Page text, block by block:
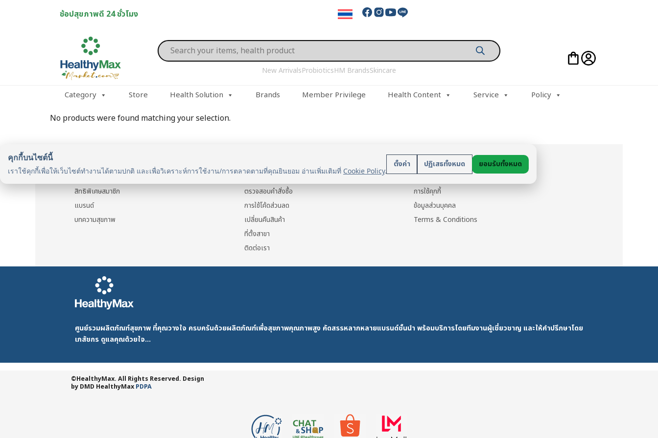
ช้อปสุขภาพดี 24 ชั่วโมง
Products
search
New ArrivalsProbioticsHM BrandsSkincare
Category Store Health Solution Brands Member Privilege Health Content Service Policy
No products were found matching your selection.
คุกกี้บนไซต์นี้
เราใช้คุกกี้เพื่อให้เว็บไซต์ทำงานได้ตามปกติ และเพื่อวิเคราะห์การใช้งาน/การตลาดตามที่คุณยินยอม อ่านเพิ่มเติมที่ Cookie Policy.
ตั้งค่า ปฏิเสธทั้งหมด ยอมรับทั้งหมด
สิทธิพิเศษสมาชิก
แบรนด์
บทความสุขภาพ
แจ้งการชำระเงิน
ตรวจสอบคำสั่งซื้อ
การใช้โค้ดส่วนลด
เปลี่ยนคืนสินค้า
ที่ตั้งสาขา
ติดต่อเรา
นโยบาย
ข้อมูลส่วนตัว
การใช้คุกกี้
ข้อมูลส่วนบุคคล
Terms & Conditions
ศูนย์รวมผลิตภัณฑ์สุขภาพ ที่คุณวางใจ ครบครันด้วยผลิตภัณฑ์เพื่อสุขภาพคุณภาพสูง คัดสรรหลากหลายแบรนด์ชั้นนำ พร้อมบริการโดยทีมงานผู้เชี่ยวชาญ และให้คำปรึกษาโดย
เภสัชกร ดูแลคุณด้วยใจ...
©HealthyMax. All Rights Reserved. Design
by DMD HealthyMax PDPA